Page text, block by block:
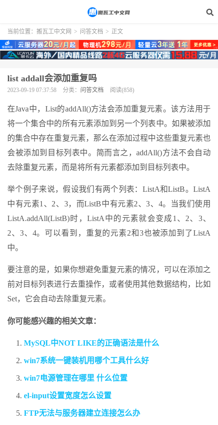
当前位置： 搬瓦工中文网 > 问答文档 > 正文
list addall会添加重复吗
2023-09-19 07:37:58 分类： 问答文档 阅读(858)
在Java中，List的addAll()方法会添加重复元素。该方法用于
将一个集合中的所有元素添加到另一个列表中。如果被添加
的集合中存在重复元素，那么在添加过程中这些重复元素也
会被添加到目标列表中。简而言之，addAll()方法不会自动
去除重复元素，而是将所有元素都添加到目标列表中。
举个例子来说，假设我们有两个列表：ListA和ListB。ListA
中有元素1、2、3，而ListB中有元素2、3、4。当我们使用
ListA.addAll(ListB)时，ListA中的元素就会变成1、2、3、
2、3、4。可以看到，重复的元素2和3也被添加到了ListA
中。
要注意的是，如果你想避免重复元素的情况，可以在添加之
前对目标列表进行去重操作，或者使用其他数据结构，比如
Set，它会自动去除重复元素。
你可能感兴趣的相关文章：
MySQL中NOT LIKE的正确语法是什么
win7系统一键装机用哪个工具什么好
win7电源管理在哪里 什么位置
el-input设置宽度怎么设置
FTP无法与服务器建立连接怎么办